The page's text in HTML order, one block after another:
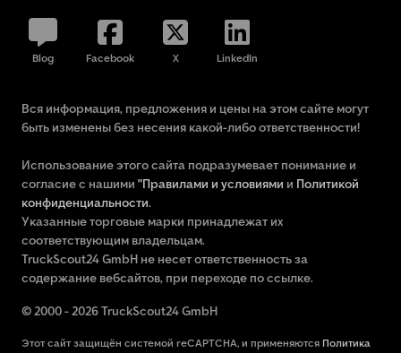
Blog Facebook X LinkedIn
Вся информация, предложения и цены на этом сайте могут
быть изменены без несения какой-либо ответственности!
Использование этого сайта подразумевает понимание и
согласие с нашими "Правилами и условиями и Политикой
конфиденциальности.
Указанные торговые марки принадлежат их
соответствующим владельцам.
TruckScout24 GmbH не несет ответственность за
содержание вебсайтов, при переходе по ссылке.
© 2000 - 2026 TruckScout24 GmbH
Этот сайт защищён системой reCAPTCHA, и применяются Политика